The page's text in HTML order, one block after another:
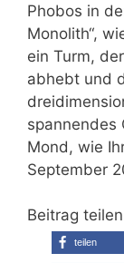
Phobos in
Monolith“,
ein Turm,
abhebt und
spannendes
Mond, wie
September
Beitrag teilen
teilen